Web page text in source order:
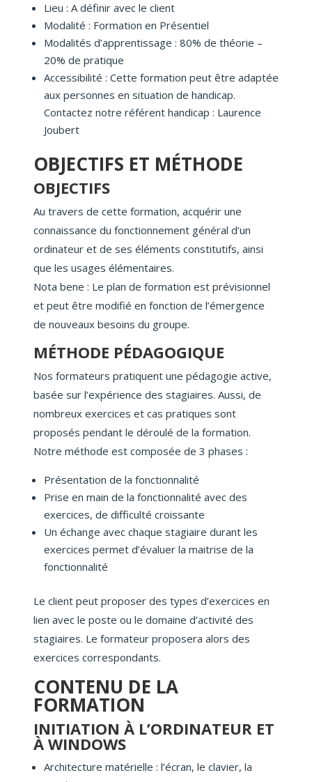
Lieu : A définir avec le client
Modalité : Formation en Présentiel
Modalités d’apprentissage : 80% de théorie –
20% de pratique
Accessibilité : Cette formation peut être adaptée
aux personnes en situation de handicap.
Contactez notre référent handicap : Laurence
Joubert
OBJECTIFS ET MÉTHODE
OBJECTIFS
Au travers de cette formation, acquérir une
connaissance du fonctionnement général d’un
ordinateur et de ses éléments constitutifs, ainsi
que les usages élémentaires.
Nota bene : Le plan de formation est prévisionnel
et peut être modifié en fonction de l’émergence
de nouveaux besoins du groupe.
MÉTHODE PÉDAGOGIQUE
Nos formateurs pratiquent une pédagogie active,
basée sur l’expérience des stagiaires. Aussi, de
nombreux exercices et cas pratiques sont
proposés pendant le déroulé de la formation.
Notre méthode est composée de 3 phases :
Présentation de la fonctionnalité
Prise en main de la fonctionnalité avec des
exercices, de difficulté croissante
Un échange avec chaque stagiaire durant les
exercices permet d’évaluer la maitrise de la
fonctionnalité
Le client peut proposer des types d’exercices en
lien avec le poste ou le domaine d’activité des
stagiaires. Le formateur proposera alors des
exercices correspondants.
CONTENU DE LA
FORMATION
INITIATION À L’ORDINATEUR ET
À WINDOWS
Architecture matérielle : l’écran, le clavier, la